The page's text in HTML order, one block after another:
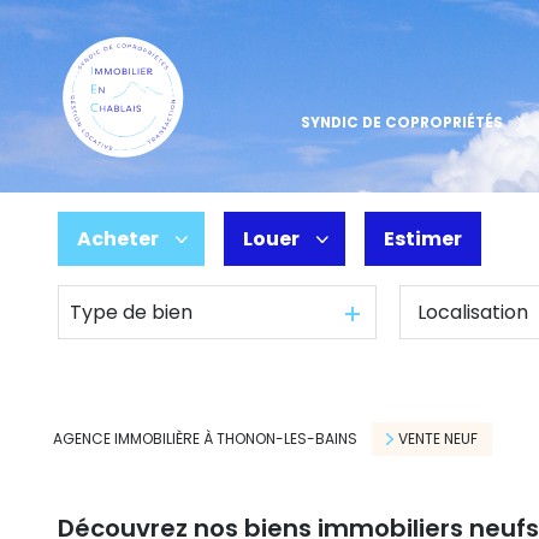
SYNDIC DE COPROPRIÉTÉS
Espace Copropriétaire
Contact
Acheter
De l'ancien
Louer
à l'année
Estimer
Type de bien
AGENCE IMMOBILIÈRE À THONON-LES-BAINS VENTE NEUF
Découvrez nos biens immobiliers